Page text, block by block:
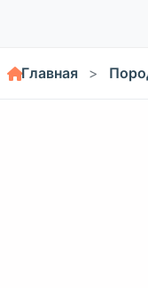
Главная